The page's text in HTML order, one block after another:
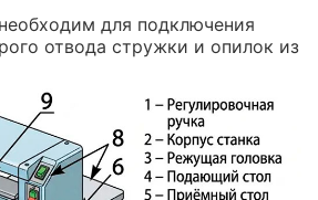
для подключения
отвода стружки и опилок из